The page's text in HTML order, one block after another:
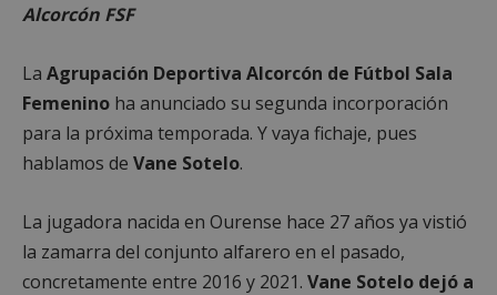
Alcorcón FSF
La Agrupación Deportiva Alcorcón de Fútbol Sala
Femenino ha anunciado su segunda incorporación
para la próxima temporada. Y vaya fichaje, pues
hablamos de Vane Sotelo.
La jugadora nacida en Ourense hace 27 años ya vistió
la zamarra del conjunto alfarero en el pasado,
concretamente entre 2016 y 2021. Vane Sotelo dejó a